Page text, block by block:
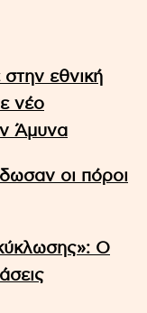
εθνική
νέο
Άμυνα
οι πόροι
Ο